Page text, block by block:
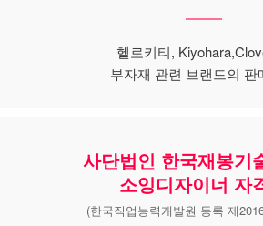
헬로키티,
부자재 관련 브랜드의 판
사단법인 한국재봉기
소잉디자이너 자
(한국직업능력개발원 등록 제